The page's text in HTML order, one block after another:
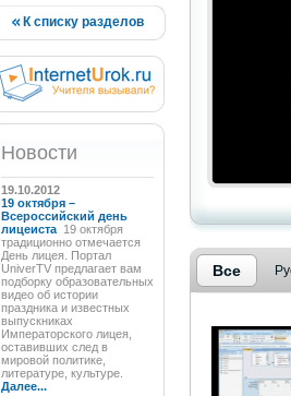
К списку разделов
Новости
19.10.2012
19 октября –
Всероссийский день
лицеиста 19 октября
традиционно отмечается
День лицея. Портал
UniverTV предлагает вам
подборку образовательных
видео об истории
праздника и известных
выпускниках
Императорского лицея,
оставивших след в
мировой политике,
литературе, культуре.
Далее...
Все